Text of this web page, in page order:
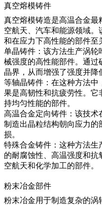
真空熔模铸件
真空熔模铸造是高温合金最
空航天、汽车和能源领域
和在应力下高性能的部件至
单晶铸件 ： 该方法生产涡轮
械强度的高性能部件。通
晶界，从而增强了强度并降
等轴晶铸件 ： 在这种方法中
果是高韧性和抗疲劳性。
持均匀性能的部件。
高温合金定向铸件 ： 该技术
制造出晶粒结构朝向应力的
损。
特殊合金铸件 ： 这种方法生
的耐腐蚀性、高温强度和
空航天和化学加工的部件。
粉末冶金部件
粉末冶金用于制造复杂的涡